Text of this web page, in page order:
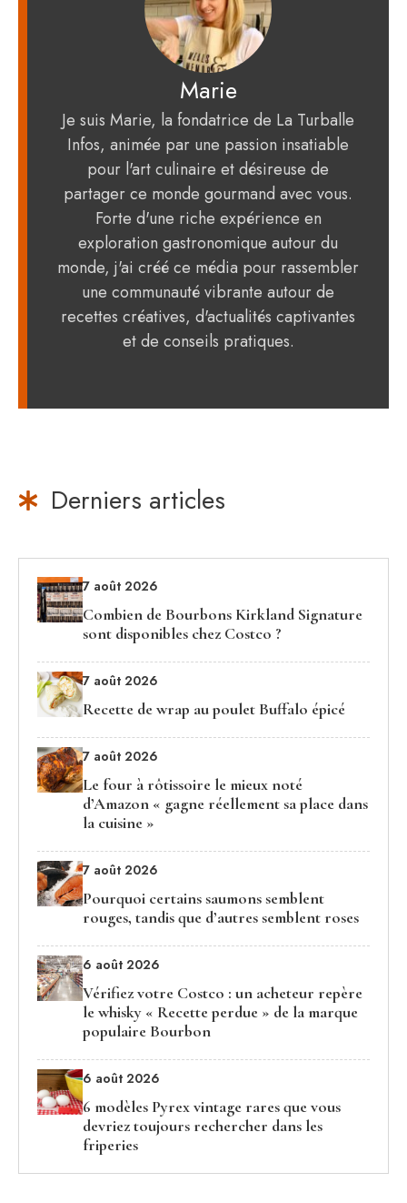
Marie
Je suis Marie, la fondatrice de La Turballe
Infos, animée par une passion insatiable
pour l'art culinaire et désireuse de
partager ce monde gourmand avec vous.
Forte d'une riche expérience en
exploration gastronomique autour du
monde, j'ai créé ce média pour rassembler
une communauté vibrante autour de
recettes créatives, d'actualités captivantes
et de conseils pratiques.
Derniers articles
7 août 2026
Combien de Bourbons Kirkland Signature
sont disponibles chez Costco ?
7 août 2026
Recette de wrap au poulet Buffalo épicé
7 août 2026
Le four à rôtissoire le mieux noté
d’Amazon « gagne réellement sa place dans
la cuisine »
7 août 2026
Pourquoi certains saumons semblent
rouges, tandis que d’autres semblent roses
6 août 2026
Vérifiez votre Costco : un acheteur repère
le whisky « Recette perdue » de la marque
populaire Bourbon
6 août 2026
6 modèles Pyrex vintage rares que vous
devriez toujours rechercher dans les
friperies